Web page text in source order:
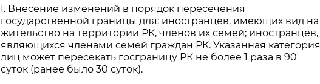
I. Внесение изменений в порядок пересечения
государственной границы для: иностранцев, имеющих вид на
жительство на территории РК, членов их семей; иностранцев,
являющихся членами семей граждан РК. Указанная категория
лиц может пересекать госграницу РК не более 1 раза в 90
суток (ранее было 30 суток).